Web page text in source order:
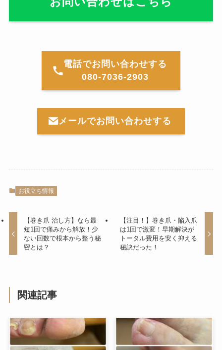
電話でお問い合わせする
080-7036-2903
メールでお問い合わせする
お役立ち情報
【巻き爪 治し方】なら最
短1回で痛みから解放！少
ない回数で根本から整う秘
密とは？
【注目！】巻き爪・陥入爪
は1回で激変！早期解決が
トータル費用を安く抑える
秘訣だった！
関連記事